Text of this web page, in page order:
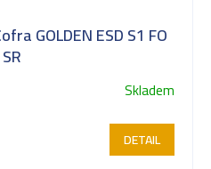
GOLDEN ESD S1 FO
SR
Skladem
DETAIL